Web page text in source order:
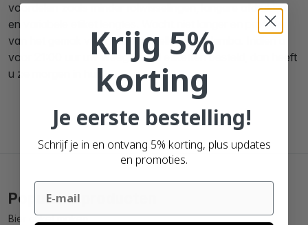
voordelen zoals minder rolwisselingen, langere afdruktijd
en variabele etiket lengtes. Wacht niet langer en profiteer
van het gemak van online bestellen bij Zolemba. Indien u
voor 21:00 uur uw weegschaal etiketten besteld, dan heeft
u ze morgen in huis!
Populaire producten
Bier etiket maken
Krijg 5%
korting
Je eerste bestelling!
Schrijf je in en ontvang 5% korting, plus updates
en promoties.
Email